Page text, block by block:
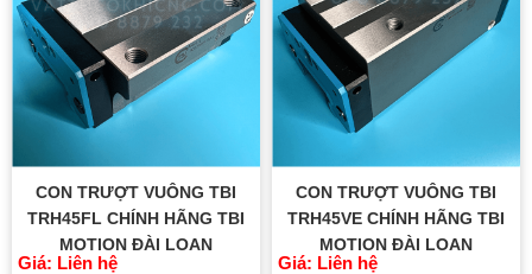
CON TRƯỢT VUÔNG TBI
TRH45FL CHÍNH HÃNG TBI
MOTION ĐÀI LOAN
Giá: Liên hệ
CON TRƯỢT VUÔNG TBI
TRH45VE CHÍNH HÃNG TBI
MOTION ĐÀI LOAN
Giá: Liên hệ